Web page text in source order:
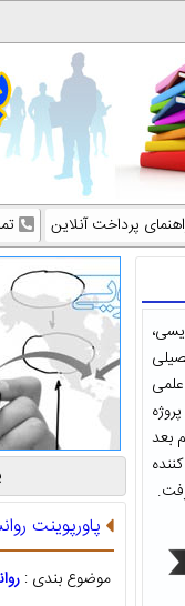
پرداخت آنلاین
بعد
پاورپوینت
موضوع بندی :